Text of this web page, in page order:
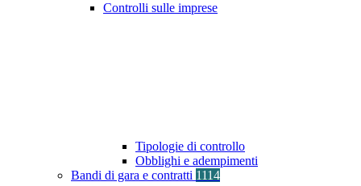
Controlli sulle imprese
Tipologie di controllo
Obblighi e adempimenti
Bandi di gara e contratti 1114